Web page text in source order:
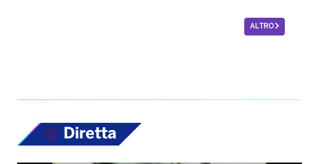
ALTRO
Diretta